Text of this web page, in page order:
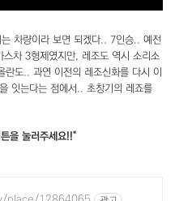
차량이라 보면 되겠다.. 7인승.. 예전
차 3형제였지만, 레조도 역시 소리소
도.. 과연 이전의 레조신화를 다시 이
잇는다는 점에서.. 초창기의 레죠를
을 눌러주세요!!"